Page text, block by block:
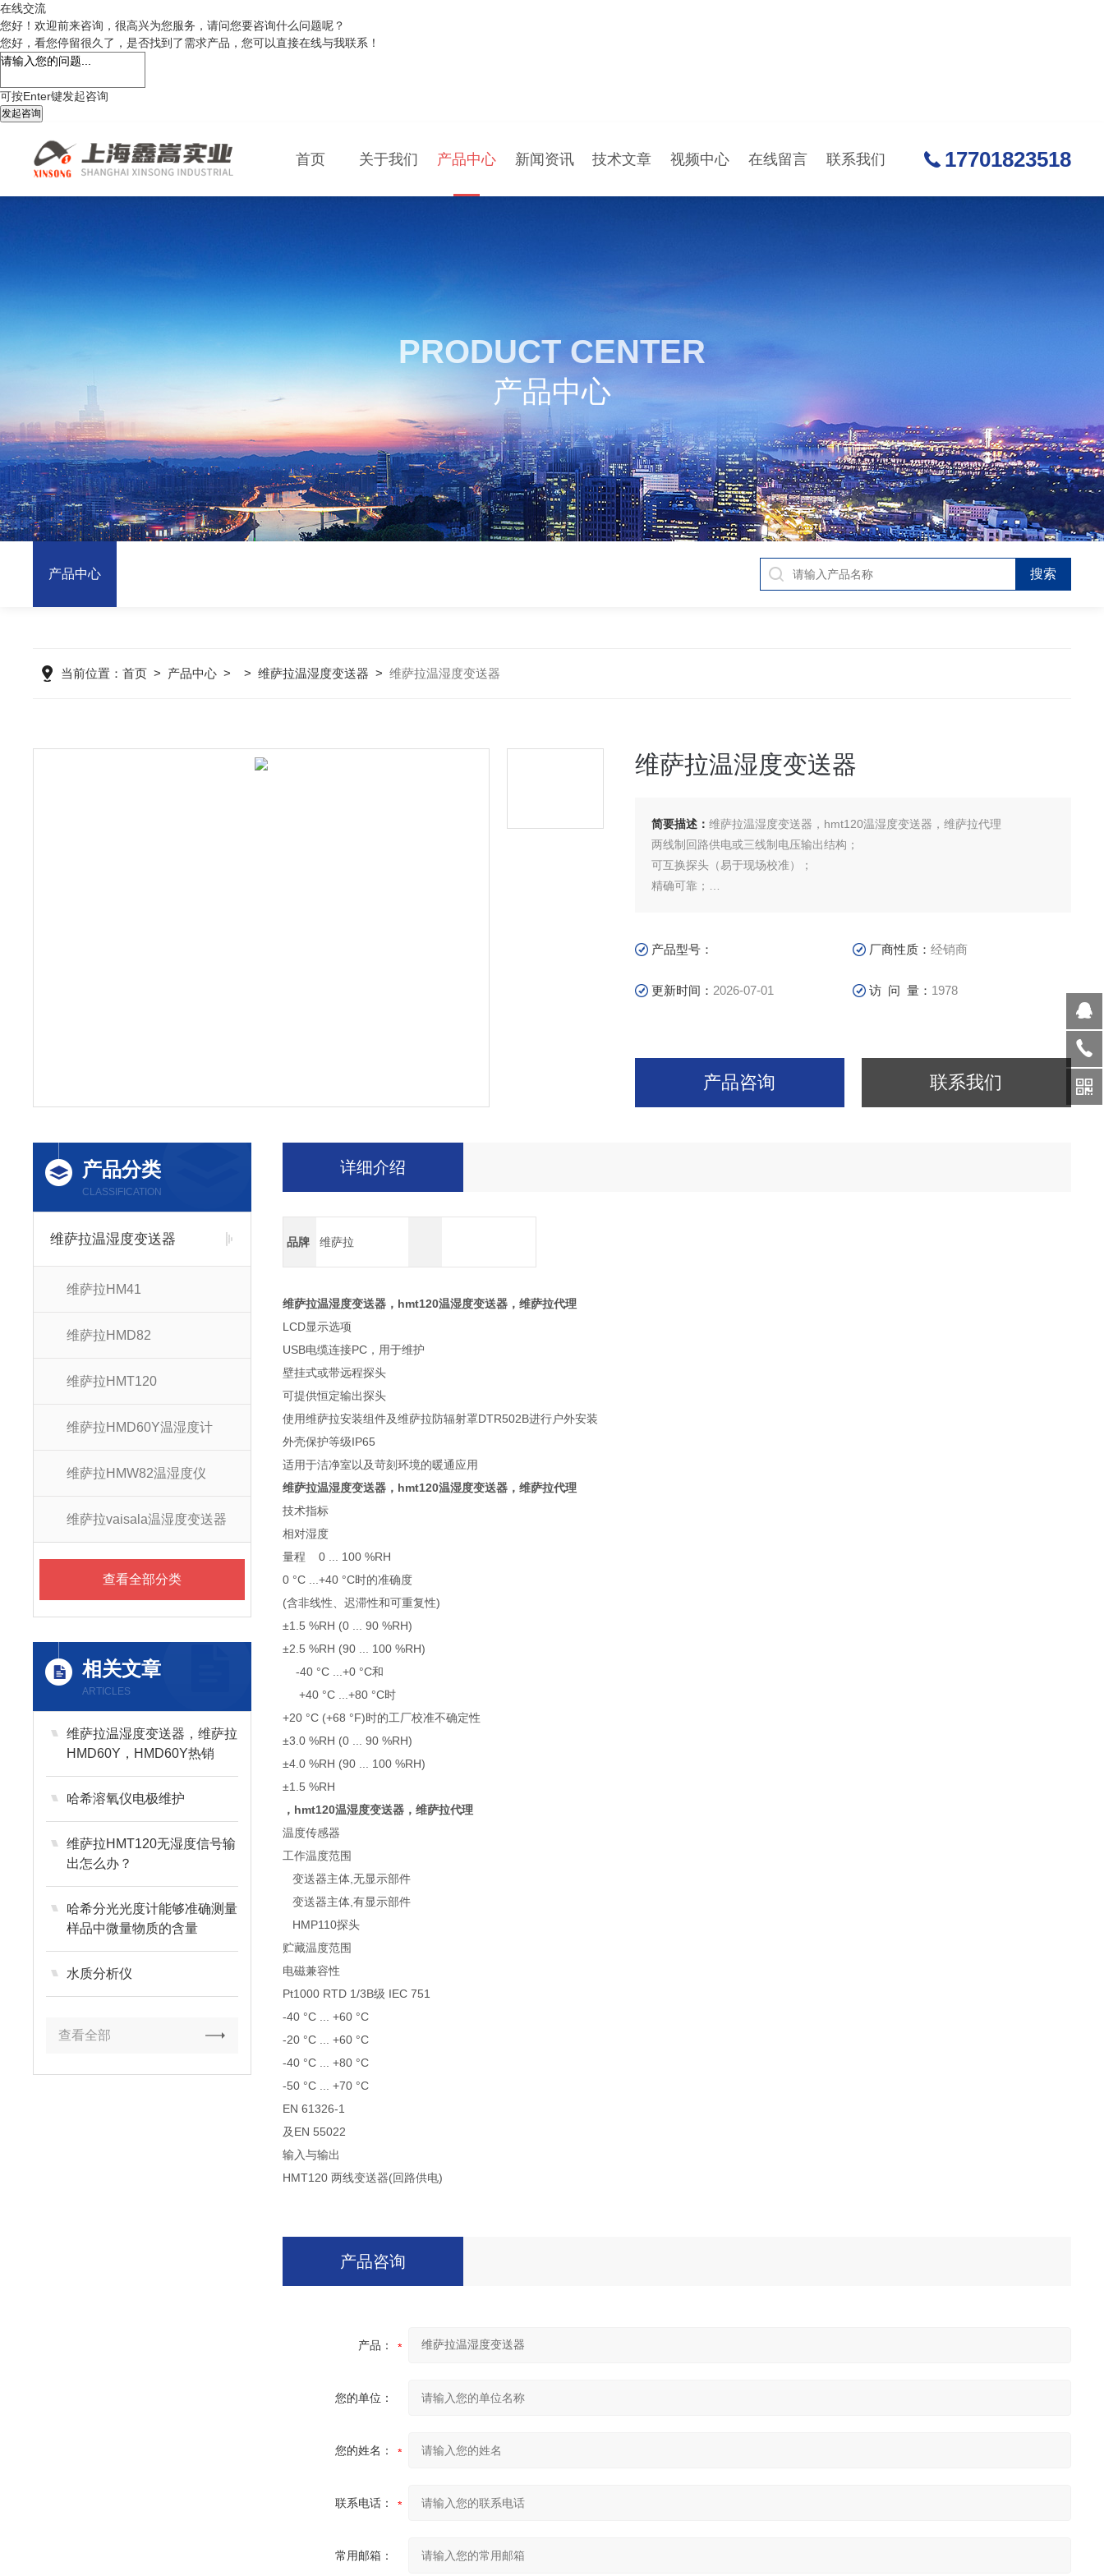
在线交流
您好！欢迎前来咨询，很高兴为您服务，请问您要咨询什么问题呢？
您好，看您停留很久了，是否找到了需求产品，您可以直接在线与我联系！
可按Enter键发起咨询
发起咨询
首页 关于我们 产品中心 新闻资讯 技术文章 视频中心 在线留言 联系我们 17701823518
PRODUCT CENTER
产品中心
产品中心
当前位置：首页 > 产品中心 > >维萨拉温湿度变送器 >维萨拉温湿度变送器
维萨拉温湿度变送器
简要描述：维萨拉温湿度变送器，hmt120温湿度变送器，维萨拉代理
两线制回路供电或三线制电压输出结构；
可互换探头（易于现场校准）；
精确可靠；
USB电缆连接PC，用于维护
产品型号： 厂商性质：经销商
更新时间： 2026-07-01 访 问 量： 1978
产品咨询 联系我们
产品分类
CLASSIFICATION
维萨拉温湿度变送器
维萨拉HM41
维萨拉HMD82
维萨拉HMT120
维萨拉HMD60Y温湿度计
维萨拉HMW82温湿度仪
维萨拉vaisala温湿度变送器
查看全部分类
相关文章
ARTICLES
维萨拉温湿度变送器，维萨拉
HMD60Y，HMD60Y热销
哈希溶氧仪电极维护
维萨拉HMT120无湿度信号输
出怎么办？
哈希分光光度计能够准确测量
样品中微量物质的含量
水质分析仪
查看全部
详细介绍
品牌 维萨拉
维萨拉温湿度变送器，hmt120温湿度变送器，维萨拉代理
LCD显示选项
USB电缆连接PC，用于维护
壁挂式或带远程探头
可提供恒定输出探头
使用维萨拉安装组件及维萨拉防辐射罩DTR502B进行户外安装
外壳保护等级IP65
适用于洁净室以及苛刻环境的暖通应用
维萨拉温湿度变送器，hmt120温湿度变送器，维萨拉代理
技术指标
相对湿度
量程 0 ... 100 %RH
0 °C ...+40 °C时的准确度
(含非线性、迟滞性和可重复性)
±1.5 %RH (0 ... 90 %RH)
±2.5 %RH (90 ... 100 %RH)
-40 °C ...+0 °C和
+40 °C ...+80 °C时
+20 °C (+68 °F)时的工厂校准不确定性
±3.0 %RH (0 ... 90 %RH)
±4.0 %RH (90 ... 100 %RH)
±1.5 %RH
，hmt120温湿度变送器，维萨拉代理
温度传感器
工作温度范围
变送器主体,无显示部件
变送器主体,有显示部件
HMP110探头
贮藏温度范围
电磁兼容性
Pt1000 RTD 1/3B级 IEC 751
-40 °C ... +60 °C
-20 °C ... +60 °C
-40 °C ... +80 °C
-50 °C ... +70 °C
EN 61326-1
及EN 55022
输入与输出
HMT120 两线变送器(回路供电)
产品咨询
产品：
您的单位：
您的姓名：
联系电话：
常用邮箱：